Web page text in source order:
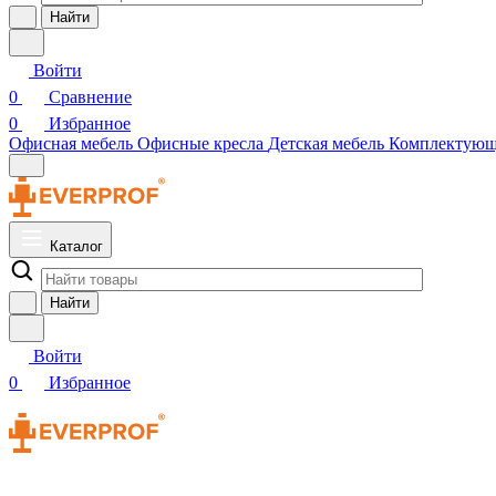
Найти
Войти
0
Сравнение
0
Избранное
Офисная мебель Офисные кресла Детская мебель
Каталог
Найти
Войти
0
Избранное